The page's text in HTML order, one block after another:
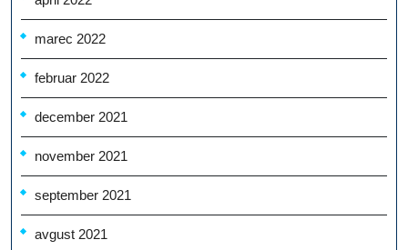
marec 2022
februar 2022
december 2021
november 2021
september 2021
avgust 2021